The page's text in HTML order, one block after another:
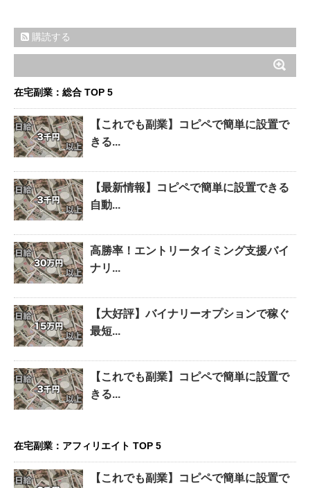
購読する
在宅副業：総合 TOP 5
【これでも副業】コピペで簡単に設置で
きる...
【最新情報】コピペで簡単に設置できる
自動...
高勝率！エントリータイミング支援バイ
ナリ...
【大好評】バイナリーオプションで稼ぐ
最短...
【これでも副業】コピペで簡単に設置で
きる...
在宅副業：アフィリエイト TOP 5
【これでも副業】コピペで簡単に設置で